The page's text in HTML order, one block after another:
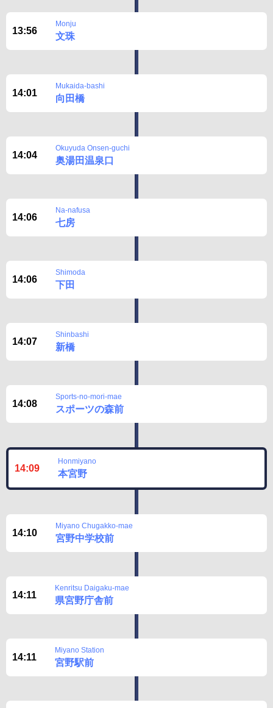
13:56
Monju
文珠
14:01
Mukaida-bashi
向田橋
14:04
Okuyuda Onsen-guchi
奥湯田温泉口
14:06
Na-nafusa
七房
14:06
Shimoda
下田
14:07
Shinbashi
新橋
14:08
Sports-no-mori-mae
スポーツの森前
14:09
Honmiyano
本宮野
14:10
Miyano Chugakko-mae
宮野中学校前
14:11
Kenritsu Daigaku-mae
県宮野庁舎前
14:11
Miyano Station
宮野駅前